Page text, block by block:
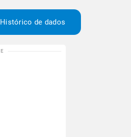
Histórico de dados